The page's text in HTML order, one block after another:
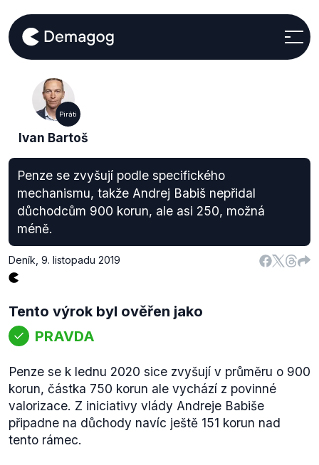
Piráti
Ivan Bartoš
Penze se zvyšují podle specifického
mechanismu, takže Andrej Babiš nepřidal
důchodcům 900 korun, ale asi 250, možná
méně.
Deník 9. listopadu 2019
Tento výrok byl ověřen jako
PRAVDA
Penze se k lednu 2020 sice zvyšují v průměru o 900
korun, částka 750 korun ale vychází z povinné
valorizace. Z iniciativy vlády Andreje Babiše
připadne na důchody navíc ještě 151 korun nad
tento rámec.